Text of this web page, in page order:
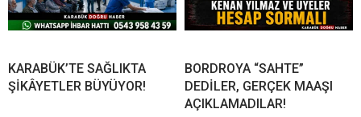
KARABÜK’TE SAĞLIKTA
ŞİKÂYETLER BÜYÜYOR!
BORDROYA “SAHTE”
DEDİLER, GERÇEK MAAŞI
AÇIKLAMADILAR!